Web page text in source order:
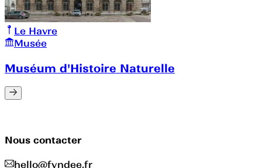
Le Havre
Musée
Muséum d'Histoire Naturelle
Nous contacter
hello@fyndee.fr